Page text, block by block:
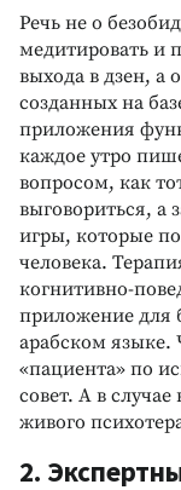
Речь не о
медитировать и
выхода в дзен, а
созданных на
приложения
каждое утро
вопросом, как
выговориться, а
игры, которые
человека.
когнитивно-
приложение для
арабском языке.
«пациента» по
совет. А в
живого
2.